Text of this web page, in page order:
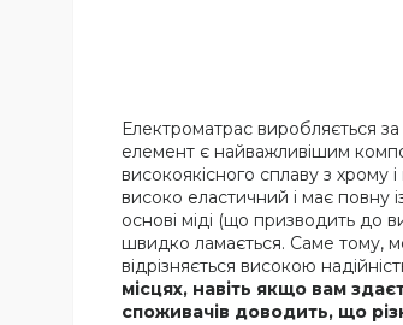
Електроматрас виробляється
елемент є найважливішим
високоякісного сплаву з хрому
високо еластичний і має повну
основі міді (що призводить до
швидко ламається. Саме тому,
відрізняється високою
місцях, навіть якщо вам
споживачів доводить, що